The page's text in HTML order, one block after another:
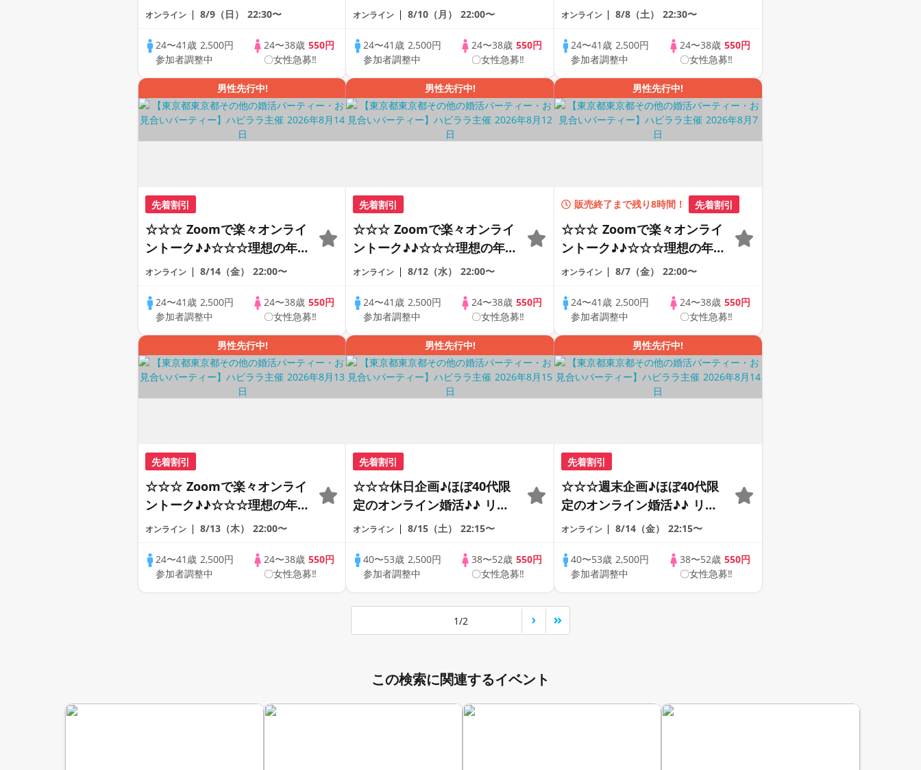
差♪♪ そろそろ・・・素敵な
アルなオンライン婚活☆全国
の方が対象☆司会進行あり♪♪
オンライン 8/9（日） 22:30〜
24〜41歳 2,500円
参加者調整中
24〜38歳 550円
〇女性急募‼
差♪♪ そろそろ・・・素敵な
アルなオンライン婚活☆全国
の方が対象☆司会進行あり♪♪
オンライン 8/10（月） 22:00〜
24〜41歳 2,500円
参加者調整中
24〜38歳550円
〇女性急募‼
差♪♪ そろそろ・・・素敵な
アルなオンライン婚活☆全国
の方が対象☆司会進行あり♪♪
オンライン 8/8（土） 22:30〜
24〜41歳2,500円
参加者調整中
24〜38歳 550円
〇女性急募‼
男性先行中!
先着割引
☆☆☆ Zoomで楽々オンライ
ントーク♪♪☆☆☆理想の年の
差♪♪ そろそろ・・・素敵な
アルなオンライン婚活☆全国
の方が対象☆司会進行あり♪♪
オンライン 8/14（金） 22:00〜
24〜41歳 2,500円
参加者調整中
24〜38歳 550円
〇女性急募‼
男性先行中!
先着割引
☆☆☆ Zoomで楽々オンライ
ントーク♪♪☆☆☆理想の年の
差♪♪ そろそろ・・・素敵な
アルなオンライン婚活☆全国
の方が対象☆司会進行あり♪♪
オンライン 8/12（水） 22:00〜
24〜41歳 2,500円
参加者調整中
24〜38歳550円
〇女性急募‼
男性先行中!
販売終了まで残り8時間！ 先着割引
☆☆☆ Zoomで楽々オンライ
ントーク♪♪☆☆☆理想の年の
差♪♪ そろそろ・・・素敵な
アルなオンライン婚活☆全国
の方が対象☆司会進行あり♪♪
オンライン 8/7（金） 22:00〜
24〜41歳2,500円
参加者調整中
24〜38歳 550円
〇女性急募‼
男性先行中!
先着割引
☆☆☆ Zoomで楽々オンライ
ントーク♪♪☆☆☆理想の年の
差♪♪ そろそろ・・・素敵な
アルなオンライン婚活☆全国
の方が対象☆司会進行あり♪♪
オンライン 8/13（木） 22:00〜
24〜41歳 2,500円
参加者調整中
24〜38歳 550円
〇女性急募‼
男性先行中!
先着割引
☆☆☆休日企画♪ほぼ40代限
定のオンライン婚活♪♪ リモ
ートの出会い応援♪♪ おうち
の方が対象☆ 司会進行あり
♪♪ THE 42s ONLINE
PARTY!!
オンライン 8/15（土） 22:15〜
40〜53歳 2,500円
参加者調整中
38〜52歳550円
〇女性急募‼
男性先行中!
先着割引
☆☆☆週末企画♪ほぼ40代限
定のオンライン婚活♪♪ リモ
ートの出会い応援♪♪ おうち
の方が対象☆ 司会進行あり
♪♪ THE 41s ONLINE
PARTY!!
オンライン 8/14（金） 22:15〜
40〜53歳2,500円
参加者調整中
38〜52歳 550円
〇女性急募‼
1/2
この検索に関連するイベント